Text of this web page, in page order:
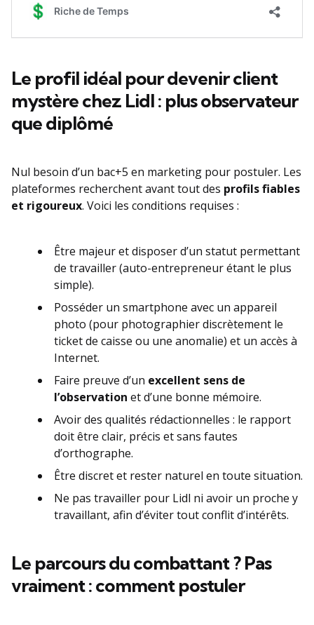
Le profil idéal pour devenir client
mystère chez Lidl : plus observateur
que diplômé
Nul besoin d’un bac+5 en marketing pour postuler. Les
plateformes recherchent avant tout des profils fiables
et rigoureux. Voici les conditions requises :
Être majeur et disposer d’un statut permettant
de travailler (auto-entrepreneur étant le plus
simple).
Posséder un smartphone avec un appareil
photo (pour photographier discrètement le
ticket de caisse ou une anomalie) et un accès à
Internet.
Faire preuve d’un excellent sens de
l’observation et d’une bonne mémoire.
Avoir des qualités rédactionnelles : le rapport
doit être clair, précis et sans fautes
d’orthographe.
Être discret et rester naturel en toute situation.
Ne pas travailler pour Lidl ni avoir un proche y
travaillant, afin d’éviter tout conflit d’intérêts.
Le parcours du combattant ? Pas
vraiment : comment postuler